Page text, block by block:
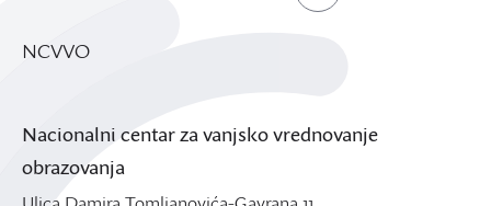
NCVVO
Nacionalni centar za vanjsko vrednovanje
obrazovanja